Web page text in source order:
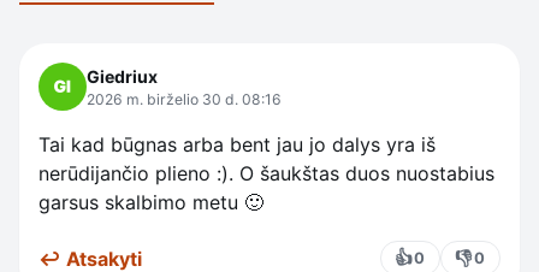
Giedriux
2026 m. birželio 30 d. 08:16
Tai kad būgnas arba bent jau jo dalys yra iš
nerūdijančio plieno :). O šaukštas duos nuostabius
garsus skalbimo metu 🙂
↩ Atsakyti 👍0 👎0